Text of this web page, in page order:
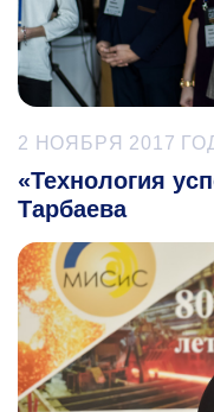
2 НОЯБРЯ 2017
«Технология
Тарбаева